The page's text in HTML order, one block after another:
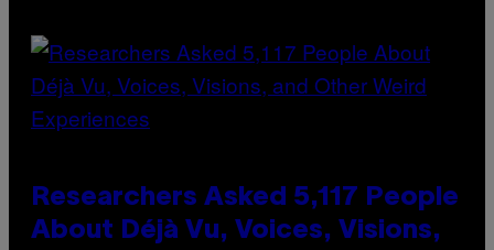
Researchers Asked 5,117 People
About Déjà Vu, Voices, Visions,